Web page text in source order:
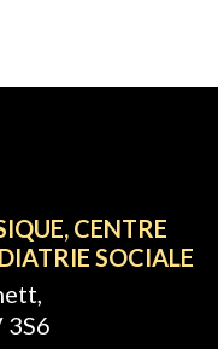
CENTRE
SOCIALE
3S6